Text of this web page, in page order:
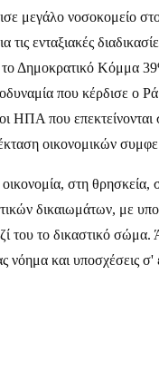
μεγάλο νοσοκομείο
ενταξιακές
το Δημοκρατικό
που κέρδισε ο
που επεκτείνονται
οικονομικών
στη θρησκεία,
δικαιωμάτων, με
το δικαστικό
νόημα και υποσχέσεις